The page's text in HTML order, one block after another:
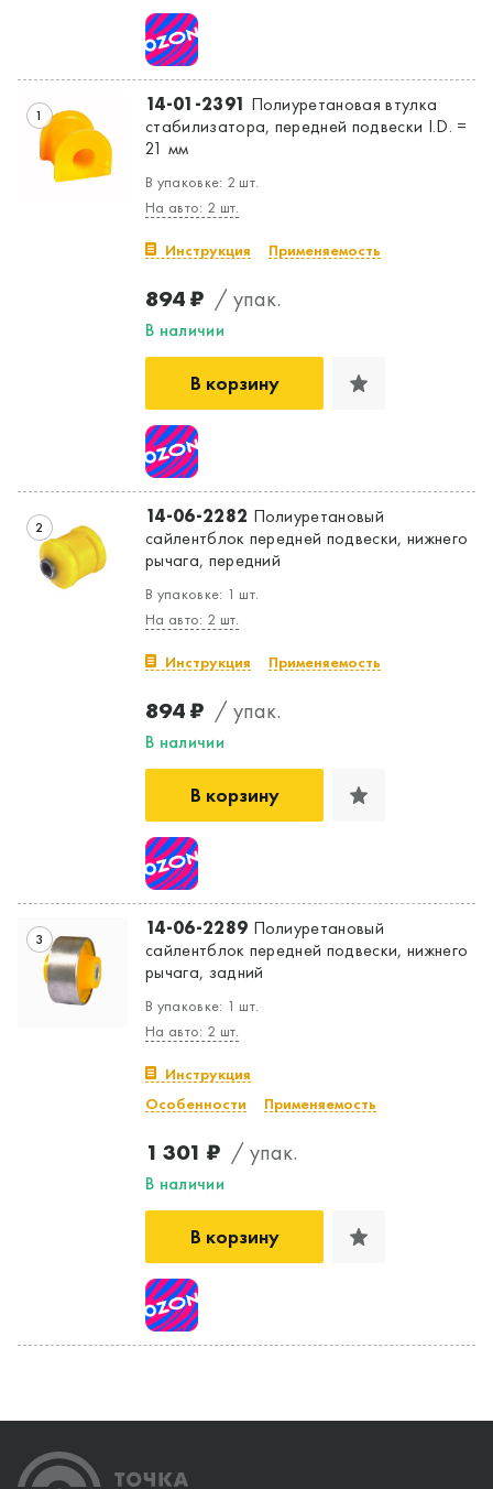
Да, верно Нет, выбрать другой
1 14-01-2391 Полиуретановая втулка
стабилизатора, передней подвески I.D. =
21 мм
В упаковке: 2 шт.
На авто: 2 шт.
Инструкция Применяемость
894 ₽ / упак.
В наличии
В корзину
2 14-06-2282 Полиуретановый
сайлентблок передней подвески, нижнего
рычага, передний
В упаковке: 1 шт.
На авто: 2 шт.
Инструкция Применяемость
894 ₽ / упак.
В наличии
В корзину
3 14-06-2289 Полиуретановый
сайлентблок передней подвески, нижнего
рычага, задний
В упаковке: 1 шт.
На авто: 2 шт.
Инструкция
Особенности
Применяемость
1 301 ₽ / упак.
В наличии
В корзину